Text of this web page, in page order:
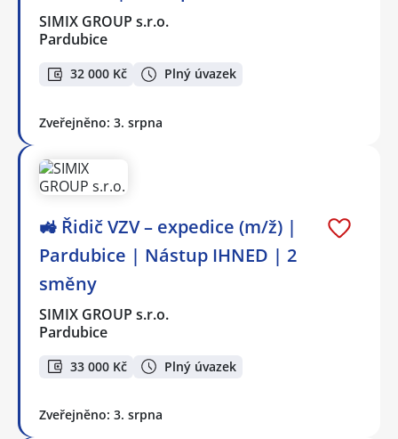
SIMIX GROUP s.r.o.
Pardubice
32 000 Kč Plný úvazek
Zveřejněno: 3. srpna
🚜 Řidič VZV – expedice (m/ž) |
Pardubice | Nástup IHNED | 2
směny
SIMIX GROUP s.r.o.
Pardubice
33 000 Kč Plný úvazek
Zveřejněno: 3. srpna